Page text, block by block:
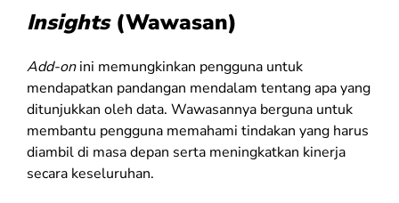
Insights(Wawasan)
Add-onini memungkinkan pengguna untuk
mendapatkan pandangan mendalam tentang apa yang
ditunjukkan oleh data. Wawasannya berguna untuk
membantu pengguna memahami tindakan yang harus
diambil di masa depan serta meningkatkan kinerja
secara keseluruhan.